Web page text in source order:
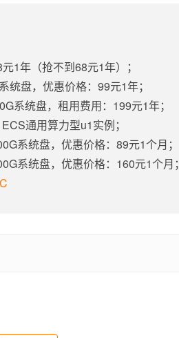
1年（抢不到68元1年）；
盘，优惠价格：99元1年；
系统盘，租用费用：199元1年；
通用算力型u1实例；
系统盘，优惠价格：89元1个月；
系统盘，优惠价格：160元1个月；